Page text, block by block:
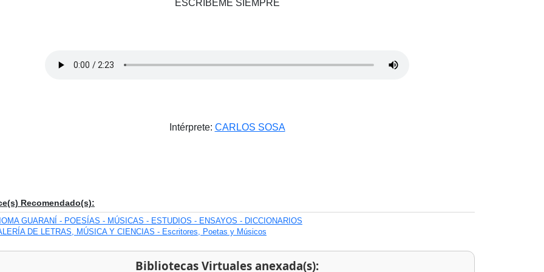
ESCRÍBEME SIEMPRE
Intérprete: CARLOS SOSA
Recomendado(s):
GUARANÍ - POESÍAS - MÚSICAS - ESTUDIOS - ENSAYOS - DICCIONARIOS
DE LETRAS, MÚSICA Y CIENCIAS - Escritores, Poetas y Músicos
Bibliotecas Virtuales anexada(s):